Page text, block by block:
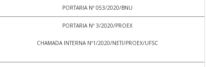
PORTARIA Nº 053/2020/BNU
PORTARIA Nº 3/2020/PROEX
CHAMADA INTERNA Nº1/2020/NETI/PROEX/UFSC